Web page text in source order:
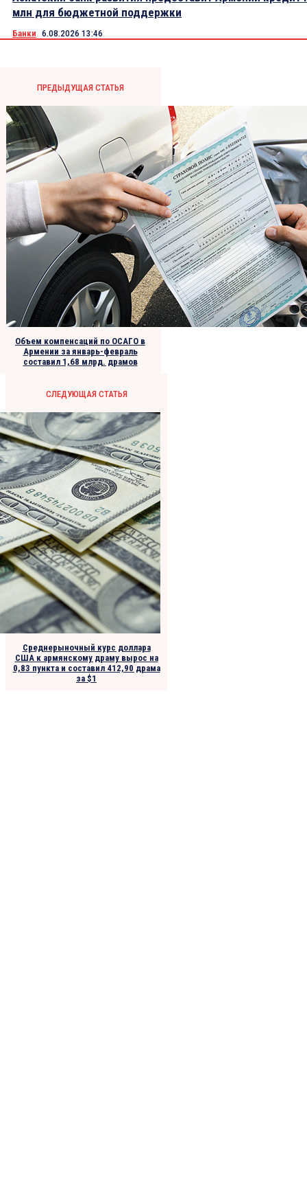
млн для бюджетной поддержки
Банки 6.08.2026 13:46
ПРЕДЫДУЩАЯ СТАТЬЯ
Объем компенсаций по ОСАГО в
Армении за январь-февраль
составил 1,68 млрд. драмов
СЛЕДУЮЩАЯ СТАТЬЯ
Среднерыночный курс доллара
США к армянскому драму вырос на
0,83 пункта и составил 412,90 драма
за $1